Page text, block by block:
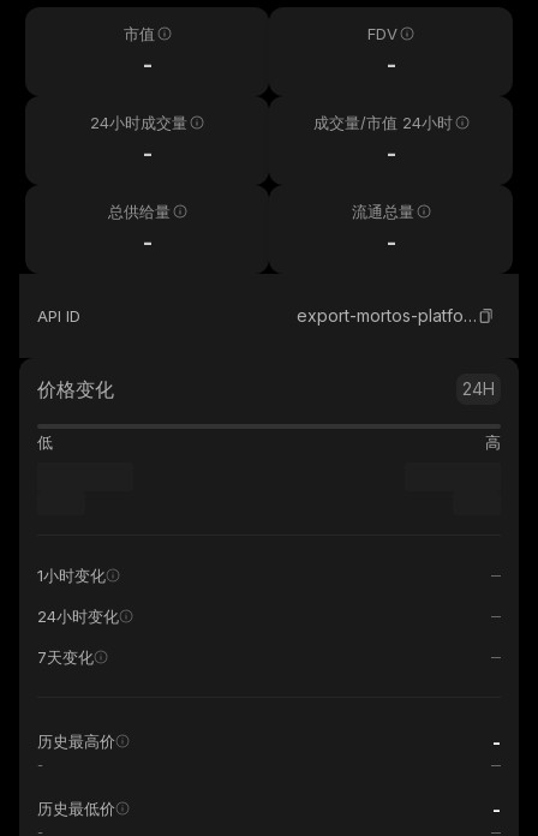
市值
-
FDV
-
24小时成交量
-
成交量/市值 24小时
-
总供给量
-
流通总量
-
API ID export-mortos-platform
价格变化 24H
低 高
1小时变化
24小时变化
7天变化
历史最高价 -
-
历史最低价 -
-